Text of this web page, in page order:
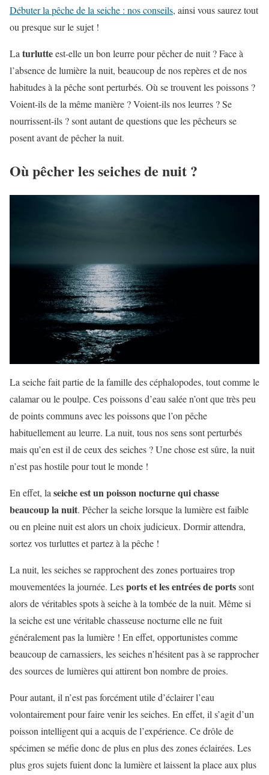
Débuter la pêche de la seiche : nos conseils, ainsi vous saurez tout
ou presque sur le sujet !
La turlutteest-elle un bon leurre pour pêcher de nuit ? Face à
l’absence de lumière la nuit, beaucoup de nos repères et de nos
habitudes à la pêche sont perturbés. Où se trouvent les poissons ?
Voient-ils de la même manière ? Voient-ils nos leurres ? Se
nourrissent-ils ? sont autant de questions que les pêcheurs se
posent avant de pêcher la nuit.
Où pêcher les seiches de nuit ?
La seiche fait partie de la famille des céphalopodes, tout comme le
calamar ou le poulpe. Ces poissons d’eau salée n’ont que très peu
de points communs avec les poissons que l’on pêche
habituellement au leurre. La nuit, tous nos sens sont perturbés
mais qu’en est il de ceux des seiches ? Une chose est sûre, la nuit
n’est pas hostile pour tout le monde !
En effet, la seiche est un poisson nocturne qui chasse
beaucoup la nuit. Pêcher la seiche lorsque la lumière est faible
ou en pleine nuit est alors un choix judicieux. Dormir attendra,
sortez vos turluttes et partez à la pêche !
La nuit, les seiches se rapprochent des zones portuaires trop
mouvementées la journée. Lesports et les entrées de portssont
alors de véritables spots à seiche à la tombée de la nuit. Même si
la seiche est une véritable chasseuse nocturne elle ne fuit
généralement pas la lumière ! En effet, opportunistes comme
beaucoup de carnassiers, les seiches n’hésitent pas à se rapprocher
des sources de lumières qui attirent bon nombre de proies.
Pour autant, il n’est pas forcément utile d’éclairer l’eau
volontairement pour faire venir les seiches. En effet, il s’agit d’un
poisson intelligent qui a acquis de l’expérience. Ce drôle de
spécimen se méfie donc de plus en plus des zones éclairées. Les
plus gros sujets fuient donc la lumière et laissent la place aux plus